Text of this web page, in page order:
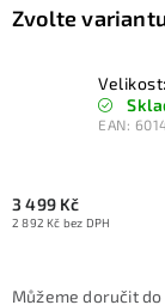
EAN:
3 499 Kč
2 892 Kč bez DPH